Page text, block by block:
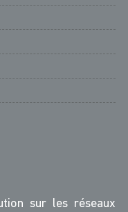
sur les réseaux